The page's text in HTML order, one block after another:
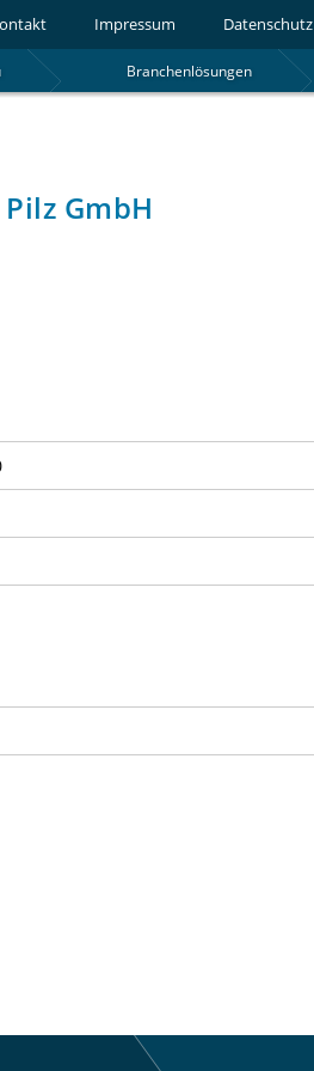
Impressum Datenschutz
Branchenlösungen
GmbH